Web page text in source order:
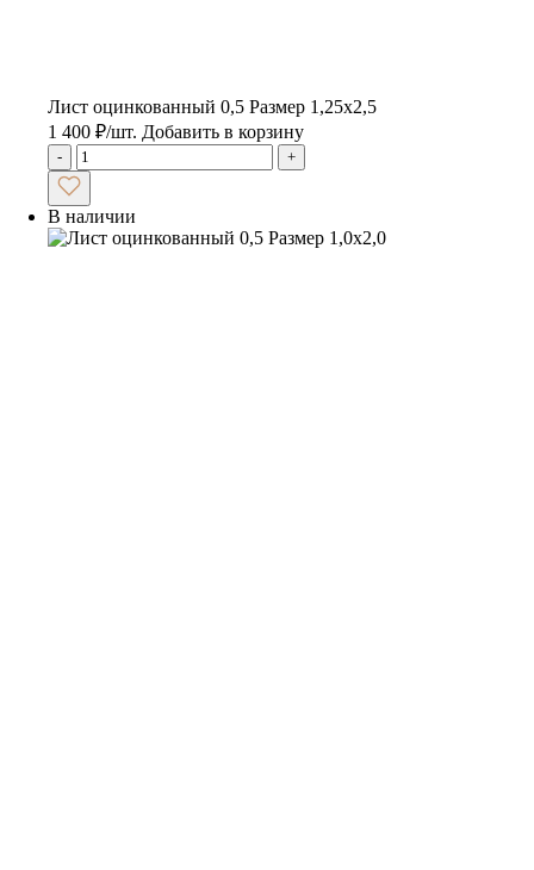
Лист оцинкованный 0,5 Размер 1,25х2,5
1 400 ₽/шт. Добавить в корзину
- +
В наличии